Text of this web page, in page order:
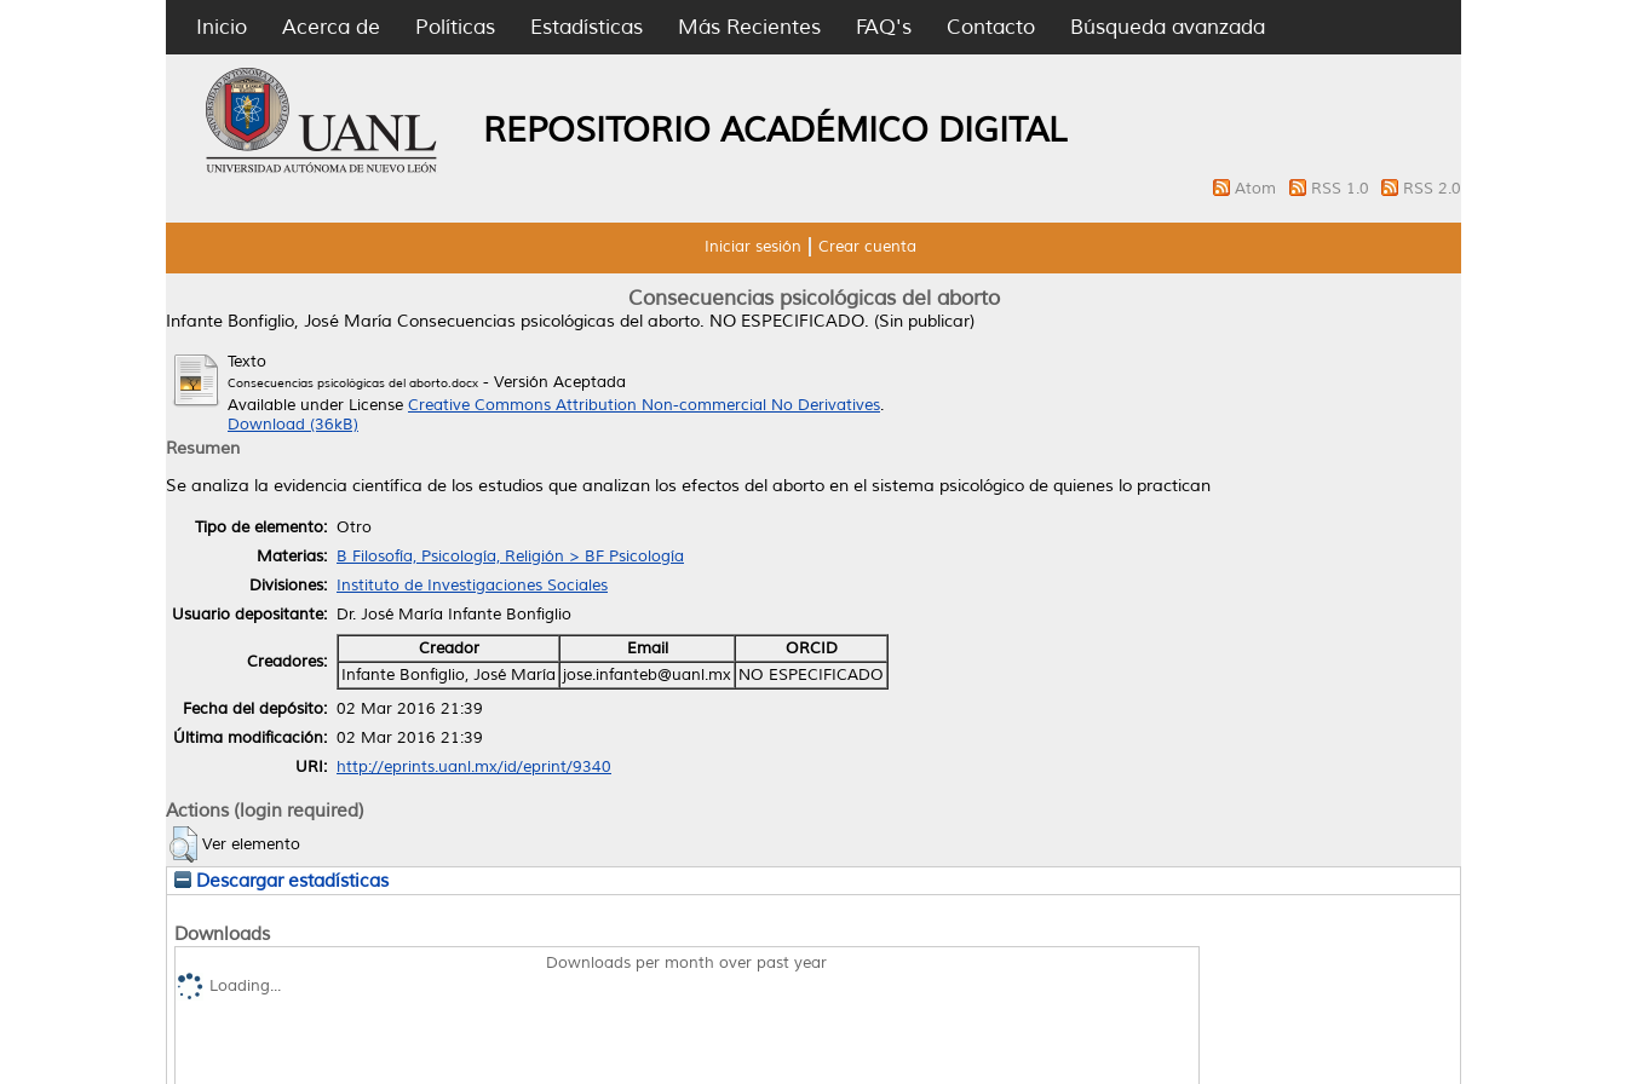
Inicio Acerca de Políticas Estadísticas Más Recientes FAQ's Contacto Búsqueda avanzada
REPOSITORIO ACADÉMICO DIGITAL
Atom RSS 1.0 RSS 2.0
Iniciar sesión Crear cuenta
Consecuencias psicológicas del aborto
Infante Bonfiglio, José María Consecuencias psicológicas del aborto. NO ESPECIFICADO. (Sin publicar)
Texto
Consecuencias psicológicas del aborto.docx - Versión Aceptada
Available under License Creative Commons Attribution Non-commercial No Derivatives.
Download (36kB)
Resumen
Se analiza la evidencia científica de los estudios que analizan los efectos del aborto en el sistema psicológico de quienes lo practican
Tipo de elemento: Otro
Materias: B Filosofía, Psicología, Religión > BF Psicología
Divisiones: Instituto de Investigaciones Sociales
Usuario depositante: Dr. José María Infante Bonfiglio
Creadores:
Creador Email
ORCID
Infante Bonfiglio, José María jose.infanteb@uanl.mx NO ESPECIFICADO
Fecha del depósito: 02 Mar 2016 21:39
Última modificación: 02 Mar 2016 21:39
URI: http://eprints.uanl.mx/id/eprint/9340
Actions (login required)
Ver elemento
Descargar estadísticas
Downloads
Downloads per month over past year
Loading...